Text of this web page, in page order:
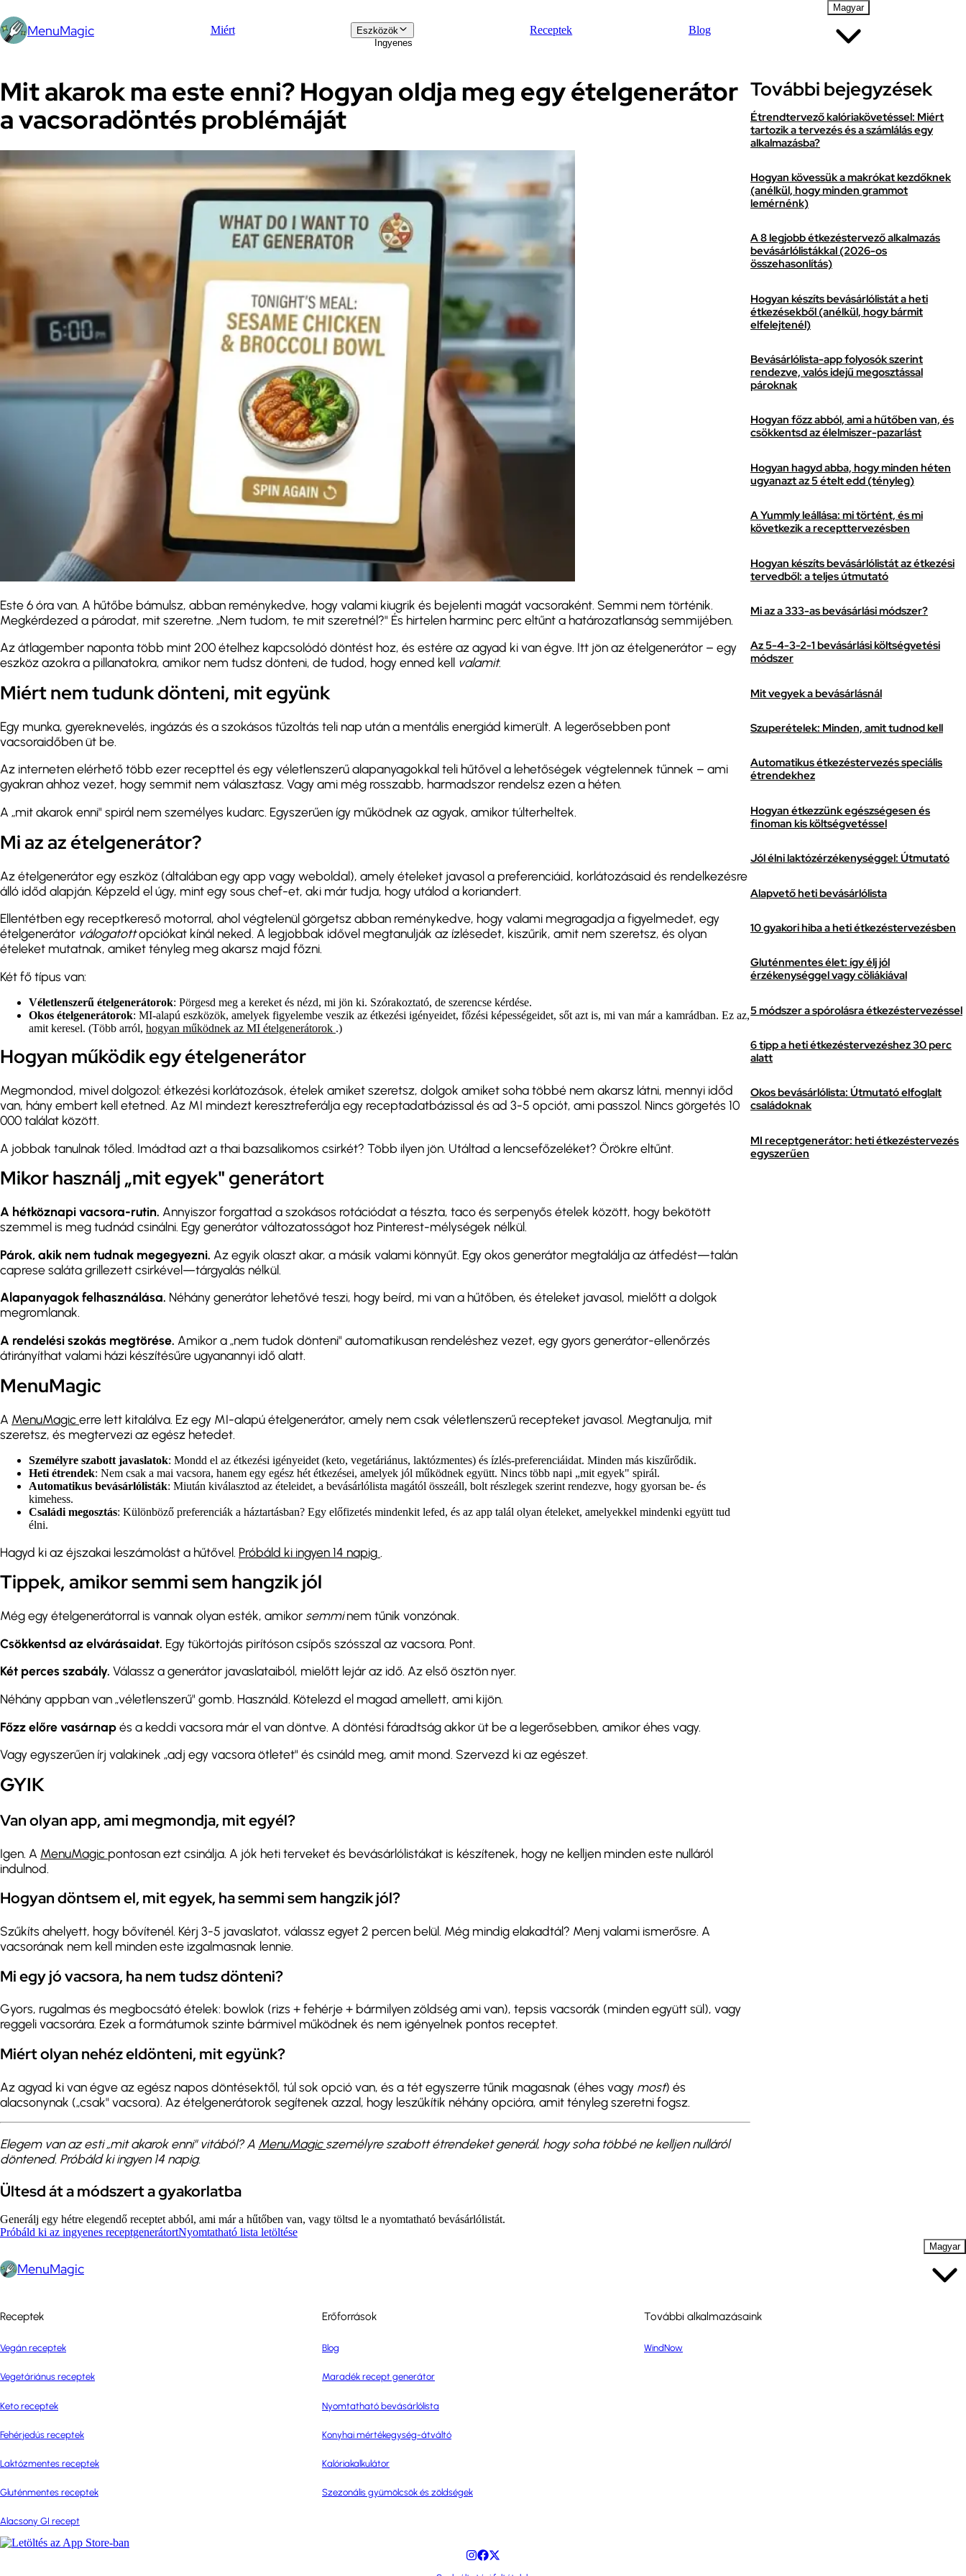
MenuMagic Miért
Eszközök
Ingyenes
Receptek Blog
Magyar
Mit akarok ma este enni? Hogyan oldja meg egy ételgenerátor
a vacsoradöntés problémáját
Este 6 óra van. A hűtőbe bámulsz, abban reménykedve, hogy valami kiugrik és bejelenti magát vacsoraként. Semmi nem történik.
Megkérdezed a párodat, mit szeretne. „Nem tudom, te mit szeretnél?" És hirtelen harminc perc eltűnt a határozatlanság semmijében.
Az átlagember naponta több mint 200 ételhez kapcsolódó döntést hoz, és estére az agyad ki van égve. Itt jön az ételgenerátor – egy
eszköz azokra a pillanatokra, amikor nem tudsz dönteni, de tudod, hogy enned kell valamit.
Miért nem tudunk dönteni, mit együnk
Egy munka, gyereknevelés, ingázás és a szokásos tűzoltás teli nap után a mentális energiád kimerült. A legerősebben pont
vacsoraidőben üt be.
Az interneten elérhető több ezer recepttel és egy véletlenszerű alapanyagokkal teli hűtővel a lehetőségek végtelennek tűnnek – ami
gyakran ahhoz vezet, hogy semmit nem választasz. Vagy ami még rosszabb, harmadszor rendelsz ezen a héten.
A „mit akarok enni" spirál nem személyes kudarc. Egyszerűen így működnek az agyak, amikor túlterheltek.
Mi az az ételgenerátor?
Az ételgenerátor egy eszköz (általában egy app vagy weboldal), amely ételeket javasol a preferenciáid, korlátozásaid és rendelkezésre
álló időd alapján. Képzeld el úgy, mint egy sous chef-et, aki már tudja, hogy utálod a koriandert.
Ellentétben egy receptkereső motorral, ahol végtelenül görgetsz abban reménykedve, hogy valami megragadja a figyelmedet, egy
ételgenerátor válogatottopciókat kínál neked. A legjobbak idővel megtanulják az ízlésedet, kiszűrik, amit nem szeretsz, és olyan
ételeket mutatnak, amiket tényleg meg akarsz majd főzni.
Két fő típus van:
Véletlenszerű ételgenerátorok: Pörgesd meg a kereket és nézd, mi jön ki. Szórakoztató, de szerencse kérdése.
Okos ételgenerátorok: MI-alapú eszközök, amelyek figyelembe veszik az étkezési igényeidet, főzési képességeidet, sőt azt is, mi van már a kamrádban. Ez az,
amit keresel. (Több arról, hogyan működnek az MI ételgenerátorok .)
Hogyan működik egy ételgenerátor
Megmondod, mivel dolgozol: étkezési korlátozások, ételek amiket szeretsz, dolgok amiket soha többé nem akarsz látni, mennyi időd
van, hány embert kell etetned. Az MI mindezt keresztreferálja egy receptadatbázissal és ad 3-5 opciót, ami passzol. Nincs görgetés 10
000 találat között.
A jobbak tanulnak tőled. Imádtad azt a thai bazsalikomos csirkét? Több ilyen jön. Utáltad a lencsefőzeléket? Örökre eltűnt.
Mikor használj „mit egyek" generátort
A hétköznapi vacsora-rutin. Annyiszor forgattad a szokásos rotációdat a tészta, taco és serpenyős ételek között, hogy bekötött
szemmel is meg tudnád csinálni. Egy generátor változatosságot hoz Pinterest-mélységek nélkül.
Párok, akik nem tudnak megegyezni. Az egyik olaszt akar, a másik valami könnyűt. Egy okos generátor megtalálja az átfedést—talán
caprese saláta grillezett csirkével—tárgyalás nélkül.
Alapanyagok felhasználása. Néhány generátor lehetővé teszi, hogy beírd, mi van a hűtőben, és ételeket javasol, mielőtt a dolgok
megromlanak.
A rendelési szokás megtörése. Amikor a „nem tudok dönteni" automatikusan rendeléshez vezet, egy gyors generátor-ellenőrzés
átirányíthat valami házi készítésűre ugyanannyi idő alatt.
MenuMagic
A MenuMagicerre lett kitalálva. Ez egy MI-alapú ételgenerátor, amely nem csak véletlenszerű recepteket javasol. Megtanulja, mit
szeretsz, és megtervezi az egész hetedet.
Személyre szabott javaslatok: Mondd el az étkezési igényeidet (keto, vegetáriánus, laktózmentes) és ízlés-preferenciáidat. Minden más kiszűrődik.
Heti étrendek: Nem csak a mai vacsora, hanem egy egész hét étkezései, amelyek jól működnek együtt. Nincs több napi „mit egyek" spirál.
Automatikus bevásárlólisták: Miután kiválasztod az ételeidet, a bevásárlólista magától összeáll, bolt részlegek szerint rendezve, hogy gyorsan be- és
kimehess.
Családi megosztás: Különböző preferenciák a háztartásban? Egy előfizetés mindenkit lefed, és az app talál olyan ételeket, amelyekkel mindenki együtt tud
élni.
Hagyd ki az éjszakai leszámolást a hűtővel. Próbáld ki ingyen 14 napig
Tippek, amikor semmi sem hangzik jól
Még egy ételgenerátorral is vannak olyan esték, amikor semminem tűnik vonzónak.
Csökkentsd az elvárásaidat. Egy tükörtojás pirítóson csípős szósszal az vacsora. Pont.
Két perces szabály. Válassz a generátor javaslataiból, mielőtt lejár az idő. Az első ösztön nyer.
Néhány appban van „véletlenszerű" gomb. Használd. Kötelezd el magad amellett, ami kijön.
Főzz előre vasárnapés a keddi vacsora már el van döntve. A döntési fáradtság akkor üt be a legerősebben, amikor éhes vagy.
Vagy egyszerűen írj valakinek „adj egy vacsora ötletet" és csináld meg, amit mond. Szervezd ki az egészet.
GYIK
Van olyan app, ami megmondja, mit egyél?
Igen. A MenuMagic pontosan ezt csinálja. A jók heti terveket és bevásárlólistákat is készítenek, hogy ne kelljen minden este nulláról
indulnod.
Hogyan döntsem el, mit egyek, ha semmi sem hangzik jól?
Szűkíts ahelyett, hogy bővítenél. Kérj 3-5 javaslatot, válassz egyet 2 percen belül. Még mindig elakadtál? Menj valami ismerősre. A
vacsorának nem kell minden este izgalmasnak lennie.
Mi egy jó vacsora, ha nem tudsz dönteni?
Gyors, rugalmas és megbocsátó ételek: bowlok (rizs + fehérje + bármilyen zöldség ami van), tepsis vacsorák (minden együtt sül), vagy
reggeli vacsorára. Ezek a formátumok szinte bármivel működnek és nem igényelnek pontos receptet.
Miért olyan nehéz eldönteni, mit együnk?
Az agyad ki van égve az egész napos döntésektől, túl sok opció van, és a tét egyszerre tűnik magasnak (éhes vagy most) és
alacsonynak („csak" vacsora). Az ételgenerátorok segítenek azzal, hogy leszűkítik néhány opcióra, amit tényleg szeretni fogsz.
Elegem van az esti „mit akarok enni" vitából? A MenuMagic személyre szabott étrendeket generál, hogy soha többé ne kelljen nulláról
döntened. Próbáld ki ingyen 14 napig.
Ültesd át a módszert a gyakorlatba
Generálj egy hétre elegendő receptet abból, ami már a hűtőben van, vagy töltsd le a nyomtatható bevásárlólistát.
Próbáld ki az ingyenes receptgenerátortNyomtatható lista letöltése
További bejegyzések
Étrendtervező kalóriakövetéssel: Miért
tartozik a tervezés és a számlálás egy
alkalmazásba?
Hogyan kövessük a makrókat kezdőknek
(anélkül, hogy minden grammot
lemérnénk)
A 8 legjobb étkezéstervező alkalmazás
bevásárlólistákkal (2026-os
összehasonlítás)
Hogyan készíts bevásárlólistát a heti
étkezésekből (anélkül, hogy bármit
elfelejtenél)
Bevásárlólista-app folyosók szerint
rendezve, valós idejű megosztással
pároknak
Hogyan főzz abból, ami a hűtőben van, és
csökkentsd az élelmiszer-pazarlást
Hogyan hagyd abba, hogy minden héten
ugyanazt az 5 ételt edd (tényleg)
A Yummly leállása: mi történt, és mi
következik a recepttervezésben
Hogyan készíts bevásárlólistát az étkezési
tervedből: a teljes útmutató
Mi az a 333-as bevásárlási módszer?
Az 5-4-3-2-1 bevásárlási költségvetési
módszer
Mit vegyek a bevásárlásnál
Szuperételek: Minden, amit tudnod kell
Automatikus étkezéstervezés speciális
étrendekhez
Hogyan étkezzünk egészségesen és
finoman kis költségvetéssel
Jól élni laktózérzékenységgel: Útmutató
Alapvető heti bevásárlólista
10 gyakori hiba a heti étkezéstervezésben
Gluténmentes élet: így élj jól
érzékenységgel vagy cöliákiával
5 módszer a spórolásra étkezéstervezéssel
6 tipp a heti étkezéstervezéshez 30 perc
alatt
Okos bevásárlólista: Útmutató elfoglalt
családoknak
MI receptgenerátor: heti étkezéstervezés
egyszerűen
MenuMagic
Magyar
Receptek
Vegán receptek
Vegetáriánus receptek
Keto receptek
Fehérjedús receptek
Laktózmentes receptek
Gluténmentes receptek
Alacsony GI recept
Erőforrások
Blog
Maradék recept generátor
Nyomtatható bevásárlólista
Konyhai mértékegység-átváltó
Kalóriakalkulátor
Szezonális gyümölcsök és zöldségek
További alkalmazásaink
WindNow